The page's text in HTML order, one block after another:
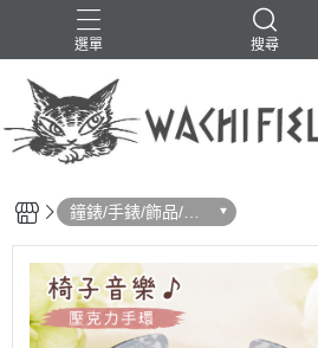
選單 搜尋
鑰匙圈
鐘錶/手錶/飾品/髮
飾